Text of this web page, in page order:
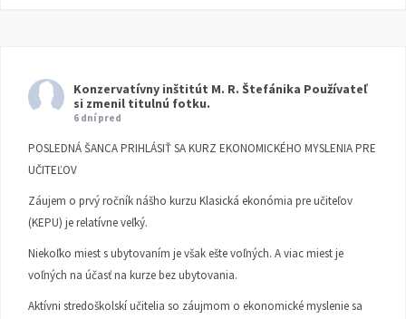
Konzervatívny inštitút M. R. Štefánika Používateľ
si zmenil titulnú fotku.
6 dní pred
POSLEDNÁ ŠANCA PRIHLÁSIŤ SA KURZ EKONOMICKÉHO MYSLENIA PRE
UČITEĽOV
Záujem o prvý ročník nášho kurzu Klasická ekonómia pre učiteľov
(KEPU) je relatívne veľký.
Niekoľko miest s ubytovaním je však ešte voľných. A viac miest je
voľných na účasť na kurze bez ubytovania.
Aktívni stredoškolskí učitelia so záujmom o ekonomické myslenie sa